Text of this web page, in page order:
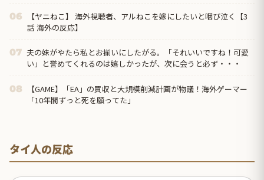
06
【ヤニねこ】 海外視聴者、アルねこを嫁にしたいと咽び泣く【3
話 海外の反応】
07 夫の妹がやたら私とお揃いにしたがる。「それいいですね！可愛
い」と誉めてくれるのは嬉しかったが、次に会うと必ず・・・
08
【GAME】「EA」の買収と大規模削減計画が物議！海外ゲーマー
「10年間ずっと死を願ってた」
タイ人の反応